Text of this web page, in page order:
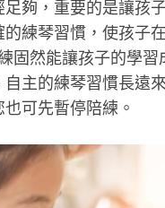
夠，重要的是讓孩
練琴習慣，使孩子
固然能讓孩子的學習
主的練琴習慣長遠
可先暫停陪練。